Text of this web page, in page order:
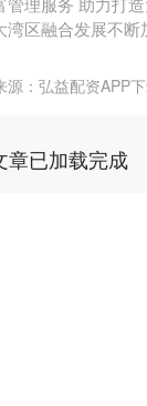
湾区融合发展不
源：弘益配资APP
章已加载完成